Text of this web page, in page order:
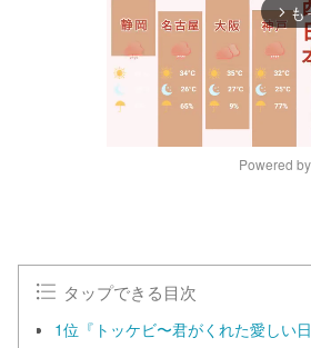
arrow_forward_ios も
Powered by
タップできる目次
1位『トッケビ〜君がくれた愛しい